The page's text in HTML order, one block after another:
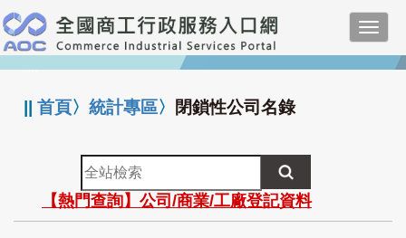
跳
到
主
要
:::
||首頁〉統計專區〉 閉鎖性公司名錄
全
站
檢
索
【熱門查詢】公司/商業/工廠登記資料